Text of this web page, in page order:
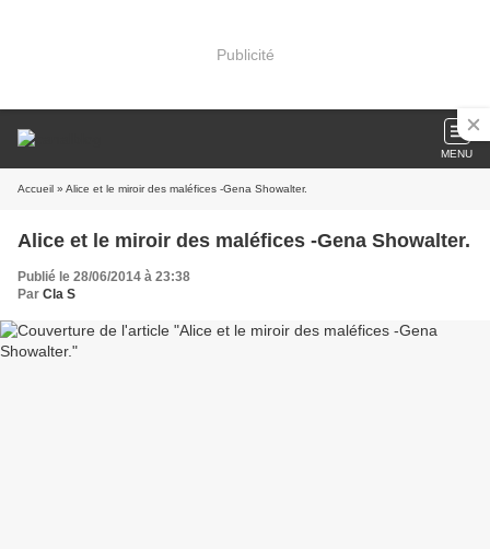
Publicité
MENU
Accueil » Alice et le miroir des maléfices -Gena Showalter.
Alice et le miroir des maléfices -Gena Showalter.
Publié le 28/06/2014 à 23:38
Par Cla S